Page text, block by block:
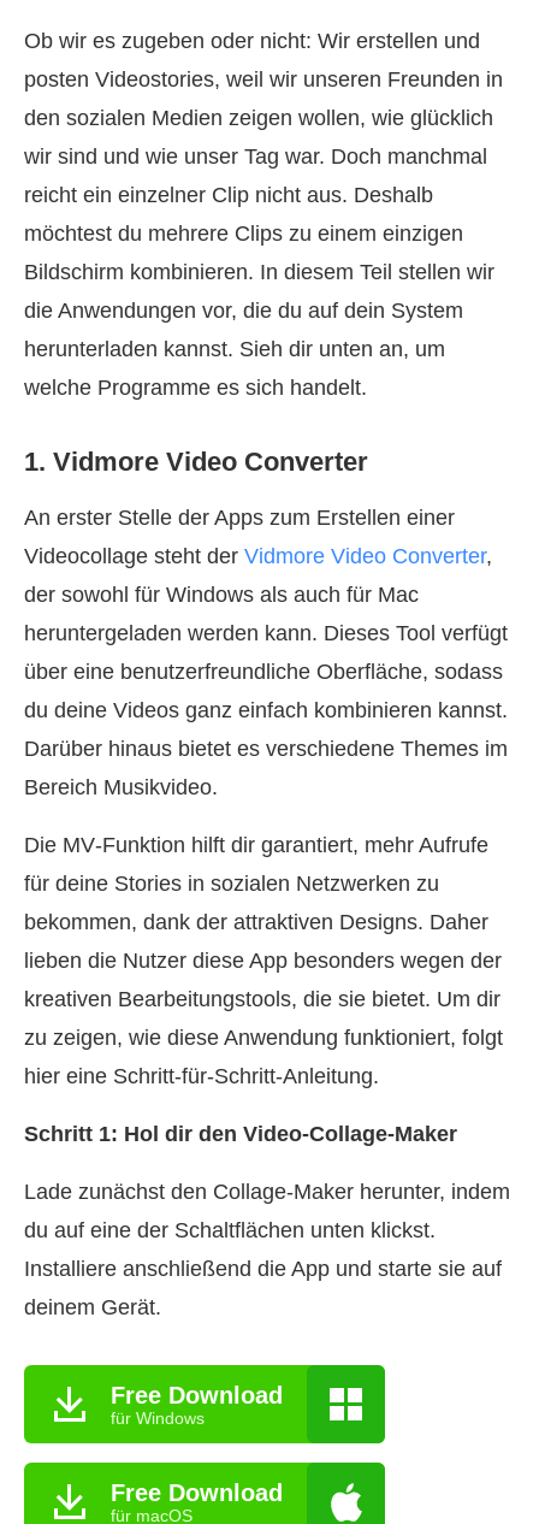
Ob wir es zugeben oder nicht: Wir erstellen und
posten Videostories, weil wir unseren Freunden in
den sozialen Medien zeigen wollen, wie glücklich
wir sind und wie unser Tag war. Doch manchmal
reicht ein einzelner Clip nicht aus. Deshalb
möchtest du mehrere Clips zu einem einzigen
Bildschirm kombinieren. In diesem Teil stellen wir
die Anwendungen vor, die du auf dein System
herunterladen kannst. Sieh dir unten an, um
welche Programme es sich handelt.
1. Vidmore Video Converter
An erster Stelle der Apps zum Erstellen einer
Videocollage steht der Vidmore Video Converter,
der sowohl für Windows als auch für Mac
heruntergeladen werden kann. Dieses Tool verfügt
über eine benutzerfreundliche Oberfläche, sodass
du deine Videos ganz einfach kombinieren kannst.
Darüber hinaus bietet es verschiedene Themes im
Bereich Musikvideo.
Die MV‑Funktion hilft dir garantiert, mehr Aufrufe
für deine Stories in sozialen Netzwerken zu
bekommen, dank der attraktiven Designs. Daher
lieben die Nutzer diese App besonders wegen der
kreativen Bearbeitungstools, die sie bietet. Um dir
zu zeigen, wie diese Anwendung funktioniert, folgt
hier eine Schritt‑für‑Schritt‑Anleitung.
Schritt 1: Hol dir den Video‑Collage‑Maker
Lade zunächst den Collage‑Maker herunter, indem
du auf eine der Schaltflächen unten klickst.
Installiere anschließend die App und starte sie auf
deinem Gerät.
Free Download
für Windows
Free Download
für macOS